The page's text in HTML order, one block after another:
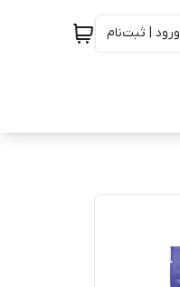
ورود | ثبت‌نام